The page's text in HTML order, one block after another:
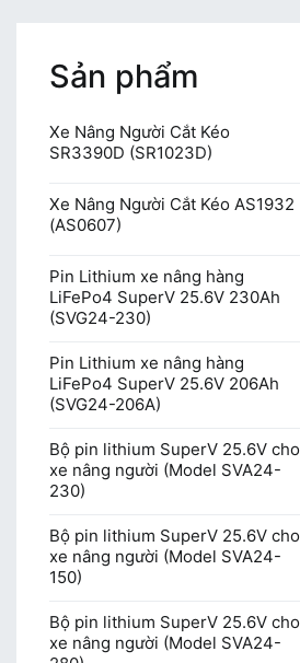
Sản phẩm
Xe Nâng Người Cắt Kéo
SR3390D (SR1023D)
Xe Nâng Người Cắt Kéo AS1932
(AS0607)
Pin Lithium xe nâng hàng
LiFePo4 SuperV 25.6V 230Ah
(SVG24-230)
Pin Lithium xe nâng hàng
LiFePo4 SuperV 25.6V 206Ah
(SVG24-206A)
Bộ pin lithium SuperV 25.6V cho
xe nâng người (Model SVA24-
230)
Bộ pin lithium SuperV 25.6V cho
xe nâng người (Model SVA24-
150)
Bộ pin lithium SuperV 25.6V cho
xe nâng người (Model SVA24-